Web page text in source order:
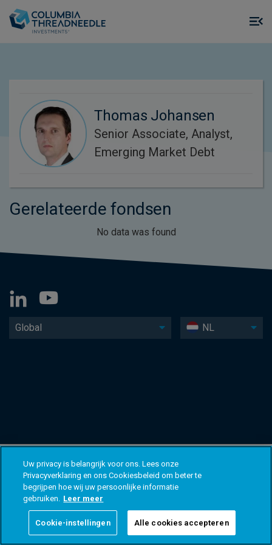
Thomas Johansen
Senior Associate, Analyst,
Emerging Market Debt
Gerelateerde fondsen
No data was found
Global NL
Uw privacy is belangrijk voor ons. Lees onze
Privacyverklaring en ons Cookiesbeleid om beter te
begrijpen hoe wij uw persoonlijke informatie
gebruiken. Leer meer
Cookie-instellingen Alle cookies accepteren